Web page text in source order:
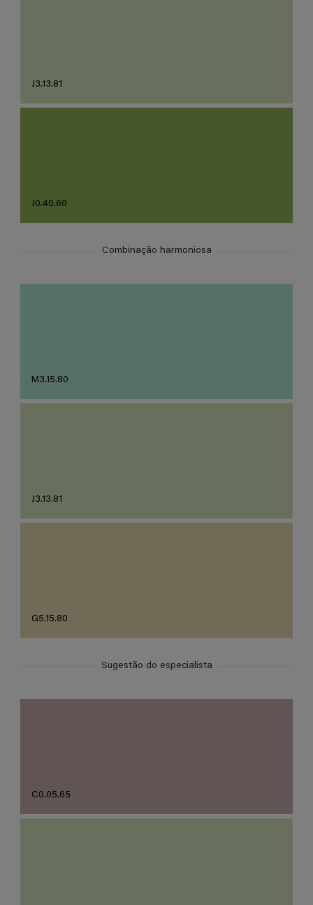
J3.13.81
J0.40.60
Combinação harmoniosa
M3.15.80
J3.13.81
G5.15.80
Sugestão do especialista
C0.05.65